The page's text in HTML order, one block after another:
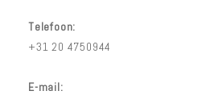
Telefoon:
+31 20 4750944
E-mail: